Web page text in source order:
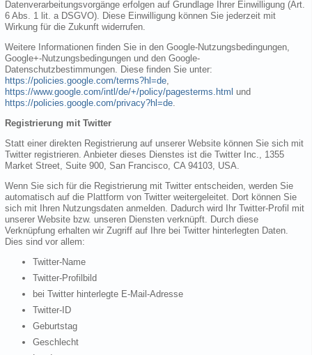
Datenverarbeitungsvorgänge erfolgen auf Grundlage Ihrer Einwilligung (Art.
6 Abs. 1 lit. a DSGVO). Diese Einwilligung können Sie jederzeit mit
Wirkung für die Zukunft widerrufen.
Weitere Informationen finden Sie in den Google-Nutzungsbedingungen,
Google+-Nutzungsbedingungen und den Google-
Datenschutzbestimmungen. Diese finden Sie unter:
https://policies.google.com/terms?hl=de,
https://www.google.com/intl/de/+/policy/pagesterms.html und
https://policies.google.com/privacy?hl=de.
Registrierung mit Twitter
Statt einer direkten Registrierung auf unserer Website können Sie sich mit
Twitter registrieren. Anbieter dieses Dienstes ist die Twitter Inc., 1355
Market Street, Suite 900, San Francisco, CA 94103, USA.
Wenn Sie sich für die Registrierung mit Twitter entscheiden, werden Sie
automatisch auf die Plattform von Twitter weitergeleitet. Dort können Sie
sich mit Ihren Nutzungsdaten anmelden. Dadurch wird Ihr Twitter-Profil mit
unserer Website bzw. unseren Diensten verknüpft. Durch diese
Verknüpfung erhalten wir Zugriff auf Ihre bei Twitter hinterlegten Daten.
Dies sind vor allem:
Twitter-Name
Twitter-Profilbild
bei Twitter hinterlegte E-Mail-Adresse
Twitter-ID
Geburtstag
Geschlecht